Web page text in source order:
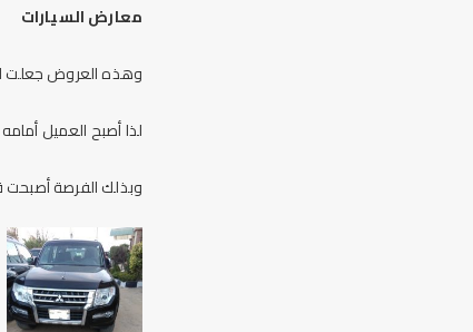
معارض السيارات
وهذه العروض جعلت
لذا أصبح العميل
وبذلك الفرصة أصبحت